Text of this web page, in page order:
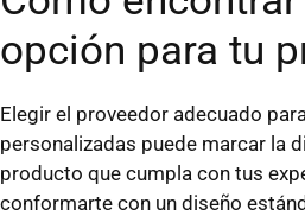
opción para tu
Elegir el proveedor adecuado
personalizadas puede marcar la
producto que cumpla con tus
conformarte con un diseño